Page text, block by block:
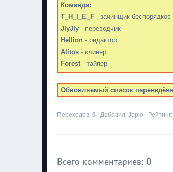
Команда:
T_H_I_E_F - зачинщик беспорядков
JIyJIy - переводчик
Hellion - редактор
Alitos - клинер
Forest - тайпер
Обновляемый список
Переходов: 0 Добавил: Jopio Рейтинг:
Всего комментариев: 0